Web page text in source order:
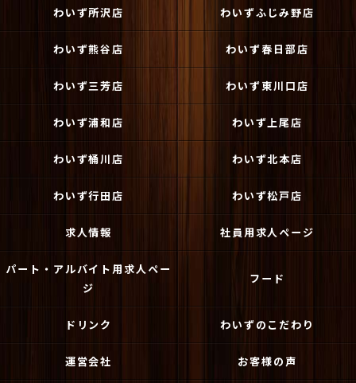
わいず所沢店 わいずふじみ野店
わいず熊谷店 わいず春日部店
わいず三芳店 わいず東川口店
わいず浦和店 わいず上尾店
わいず桶川店 わいず北本店
わいず行田店 わいず松戸店
求人情報 社員用求人ページ
パート・アルバイト用求人ペー
ジ
フード
ドリンク わいずのこだわり
運営会社 お客様の声